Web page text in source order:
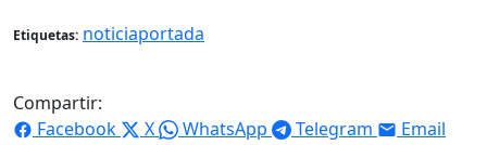
Etiquetas: noticiaportada
Compartir:
Facebook
X WhatsApp Telegram Email